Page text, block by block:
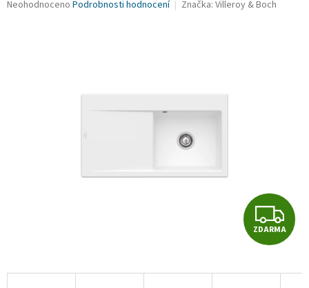
Průměrné
Neohodnoceno Podrobnosti hodnocení Značka: Villeroy & Boch
Z
D
A
ZDARMA